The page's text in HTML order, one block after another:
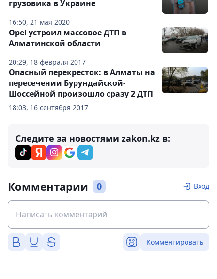
16:50, 21 мая 2020
грузовика в Украине
20:29, 18 февраля 2017
Opel устроил массовое ДТП в
Алматинской области
18:03, 16 сентября 2017
Опасный перекресток: в Алматы на
пересечении Бурундайской-
Шоссейной произошло сразу 2 ДТП
Следите за новостями zakon.kz в:
Комментарии 0 Вход
Комментировать